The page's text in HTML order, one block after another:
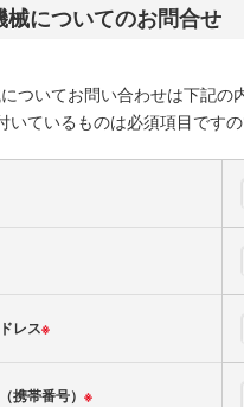
械についてのお問合せ
ついてお問い合わせは下記の
いているものは必須項目です
レス※
携帯番号） ※